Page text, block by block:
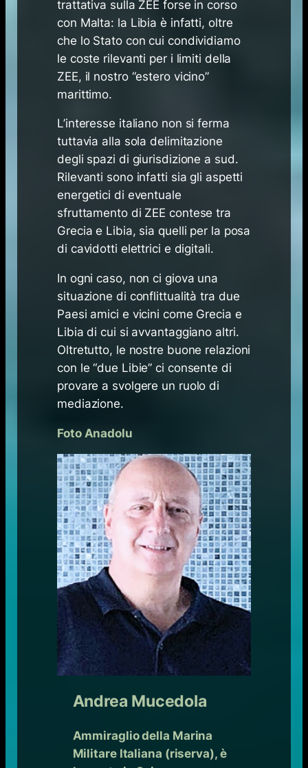
trattativa sulla ZEE forse in corso
con Malta: la Libia è infatti, oltre
che lo Stato con cui condividiamo
le coste rilevanti per i limiti della
ZEE, il nostro “estero vicino”
marittimo.
L’interesse italiano non si ferma
tuttavia alla sola delimitazione
degli spazi di giurisdizione a sud.
Rilevanti sono infatti sia gli aspetti
energetici di eventuale
sfruttamento di ZEE contese tra
Grecia e Libia, sia quelli per la posa
di cavidotti elettrici e digitali.
In ogni caso, non ci giova una
situazione di conflittualità tra due
Paesi amici e vicini come Grecia e
Libia di cui si avvantaggiano altri.
Oltretutto, le nostre buone relazioni
con le “due Libie” ci consente di
provare a svolgere un ruolo di
mediazione.
Foto Anadolu
Andrea Mucedola
Ammiraglio della Marina
Militare Italiana (riserva), è